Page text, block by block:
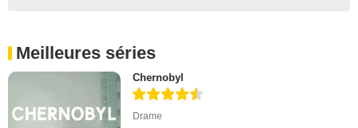
Meilleures séries
Chernobyl
Drame